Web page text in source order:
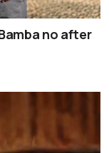
no after